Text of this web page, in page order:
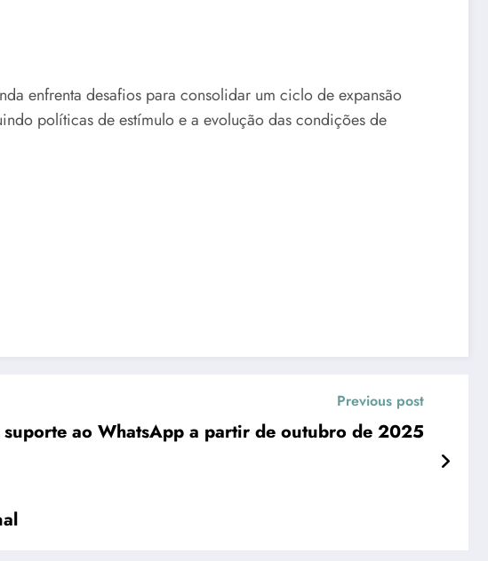
enfrenta desafios para consolidar um ciclo de expansão
políticas de estímulo e a evolução das condições de
Previous post
ao WhatsApp a partir de outubro de 2025